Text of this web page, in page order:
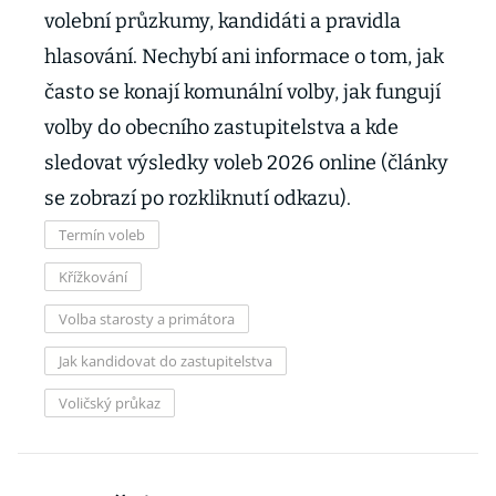
volební průzkumy, kandidáti a pravidla
hlasování. Nechybí ani informace o tom, jak
často se konají komunální volby, jak fungují
volby do obecního zastupitelstva a kde
sledovat výsledky voleb 2026 online (články
se zobrazí po rozkliknutí odkazu).
Termín voleb
Křížkování
Volba starosty a primátora
Jak kandidovat do zastupitelstva
Voličský průkaz